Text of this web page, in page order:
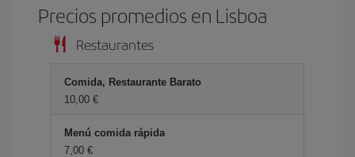
Precios promedios en Lisboa
Restaurantes
Comida, Restaurante Barato
10,00 €
Menú comida rápida
7,00 €